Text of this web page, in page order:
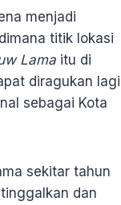
menjadi
titik lokasi
Lama itu di
diragukan lagi
sebagai Kota
sekitar tahun
dan